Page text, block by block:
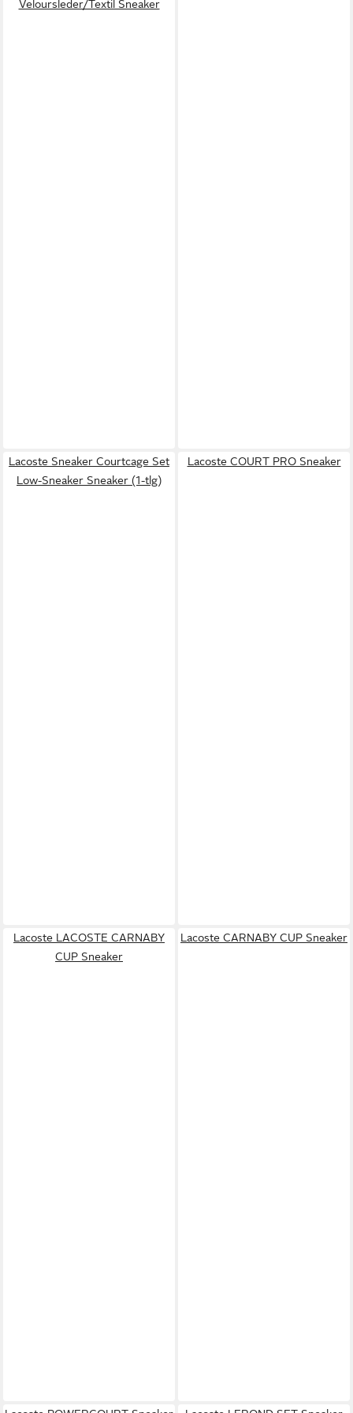
Veloursleder/Textil Sneaker
Lacoste Sneaker Courtcage Set
Low-Sneaker Sneaker (1-tlg)
Lacoste COURT PRO Sneaker
Lacoste LACOSTE CARNABY
CUP Sneaker
Lacoste CARNABY CUP Sneaker